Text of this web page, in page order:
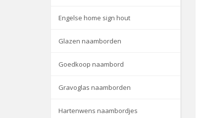
Engelse home sign hout
Glazen naamborden
Goedkoop naambord
Gravoglas naamborden
Hartenwens naambordjes